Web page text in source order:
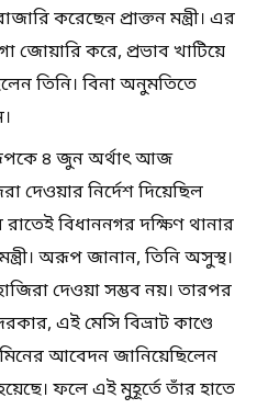
করেছেন প্রাক্তন মন্ত্রী। এর
জোয়ারি করে, প্রভাব খাটিয়ে
তিনি। বিনা অনুমতিতে
৪ জুন অর্থাৎ আজ
দেওয়ার নির্দেশ দিয়েছিল
বিধাননগর দক্ষিণ থানার
অরূপ জানান, তিনি অসুস্থ।
দেওয়া সম্ভব নয়। তারপর
এই মেসি বিভ্রাট কাণ্ডে
আবেদন জানিয়েছিলেন
ফলে এই মুহূর্তে তাঁর হাতে